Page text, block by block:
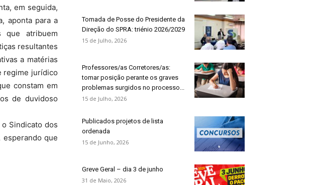
em seguida,
aponta para a
que atribuem
resultantes
a matérias
regime jurídico
constam em
de duvidoso
Sindicato dos
esperando que
Tomada de Posse do Presidente da
Direção do SPRA: triénio 2026/2029
15 de Julho, 2026
Professores/as Corretores/as:
tomar posição perante os graves
problemas surgidos no processo...
15 de Julho, 2026
Publicados projetos de lista
ordenada
15 de Junho, 2026
Greve Geral – dia 3 de junho
31 de Maio, 2026